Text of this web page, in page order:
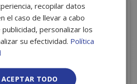
recopilar datos
el caso de llevar a cabo
publicidad, personalizar los
su efectividad. Política
ACEPTAR TODO